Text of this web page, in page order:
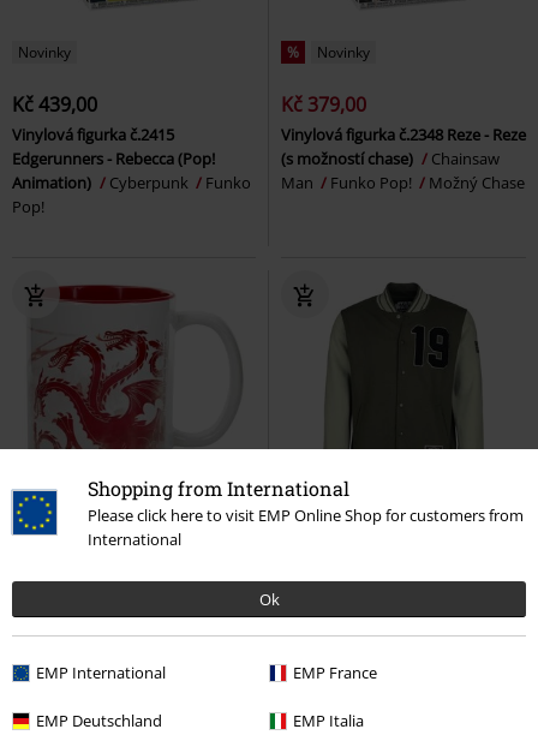
Shopping from International
Please click here to visit EMP Online Shop for customers from
International
Ok
EMP International EMP France
EMP Deutschland EMP Italia
Novinky
Kč 439,00
Vinylová figurka č.2415
Edgerunners - Rebecca (Pop!
Animation)
Cyberpunk
Funko
Pop!
% Novinky
Kč 379,00
Vinylová figurka č.2348 Reze - Reze
(s možností chase)
Chainsaw
Man
Funko Pop! Možný Chase
Targaryen - Red Dragon
of Thrones
Hrnky
Novinky Výšivka
Star Wars
Přechodní bundy